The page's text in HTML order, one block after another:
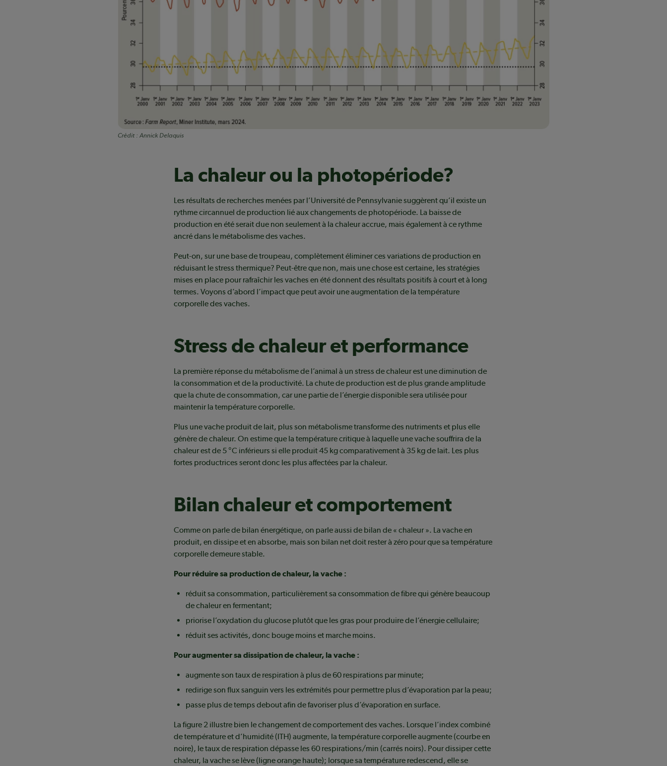
Crédit : Annick Delaquis
La chaleur ou la photopériode?
Les résultats de recherches menées par l’Université de Pennsylvanie suggèrent qu’il existe un
rythme circannuel de production lié aux changements de photopériode. La baisse de
production en été serait due non seulement à la chaleur accrue, mais également à ce rythme
ancré dans le métabolisme des vaches.
Peut-on, sur une base de troupeau, complètement éliminer ces variations de production en
réduisant le stress thermique? Peut-être que non, mais une chose est certaine, les stratégies
mises en place pour rafraîchir les vaches en été donnent des résultats positifs à court et à long
termes. Voyons d’abord l’impact que peut avoir une augmentation de la température
corporelle des vaches.
Stress de chaleur et performance
La première réponse du métabolisme de l’animal à un stress de chaleur est une diminution de
la consommation et de la productivité. La chute de production est de plus grande amplitude
que la chute de consommation, car une partie de l’énergie disponible sera utilisée pour
maintenir la température corporelle.
Plus une vache produit de lait, plus son métabolisme transforme des nutriments et plus elle
génère de chaleur. On estime que la température critique à laquelle une vache souffrira de la
chaleur est de 5 °C inférieurs si elle produit 45 kg comparativement à 35 kg de lait. Les plus
fortes productrices seront donc les plus affectées par la chaleur.
Bilan chaleur et comportement
Comme on parle de bilan énergétique, on parle aussi de bilan de « chaleur ». La vache en
produit, en dissipe et en absorbe, mais son bilan net doit rester à zéro pour que sa température
corporelle demeure stable.
Pour réduire sa production de chaleur, la vache :
réduit sa consommation, particulièrement sa consommation de fibre qui génère beaucoup
de chaleur en fermentant;
priorise l’oxydation du glucose plutôt que les gras pour produire de l’énergie cellulaire;
réduit ses activités, donc bouge moins et marche moins.
Pour augmenter sa dissipation de chaleur, la vache :
augmente son taux de respiration à plus de 60 respirations par minute;
redirige son flux sanguin vers les extrémités pour permettre plus d’évaporation par la peau;
passe plus de temps debout afin de favoriser plus d’évaporation en surface.
La figure 2 illustre bien le changement de comportement des vaches. Lorsque l’index combiné
de température et d’humidité (ITH) augmente, la température corporelle augmente (courbe en
noire), le taux de respiration dépasse les 60 respirations/min (carrés noirs). Pour dissiper cette
chaleur, la vache se lève (ligne orange haute); lorsque sa température redescend, elle se